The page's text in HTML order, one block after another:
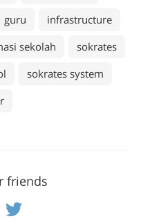
guru
infrastructure
sekolah
sokrates
sokrates system
friends